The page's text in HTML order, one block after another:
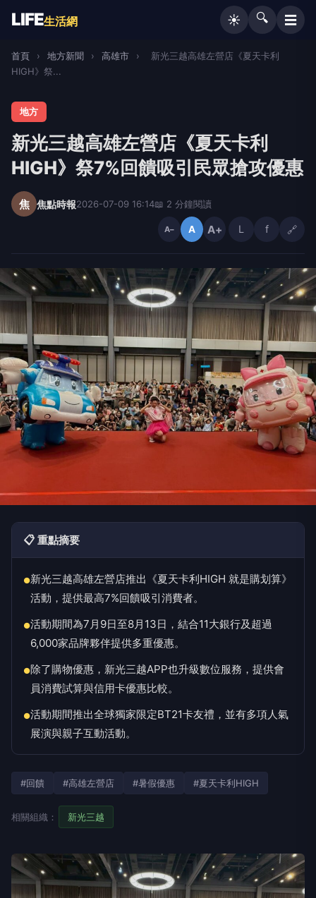
LIFE生活網 ☀️ 🔍 ☰
首頁 › 地方新聞 › 高雄市 ›
新光三越高雄左營店《夏天卡利
HIGH》祭...
地方
新光三越高雄左營店《夏天卡利
HIGH》祭7%回饋吸引民眾搶攻優惠
焦 焦點時報2026-07-09 16:14📖 2 分鐘閱讀
A− A A+ L f 🔗
📋 重點摘要
●新光三越高雄左營店推出《夏天卡利HIGH 就是購划算》
活動，提供最高7%回饋吸引消費者。
●活動期間為7月9日至8月13日，結合11大銀行及超過
6,000家品牌夥伴提供多重優惠。
●除了購物優惠，新光三越APP也升級數位服務，提供會
員消費試算與信用卡優惠比較。
●活動期間推出全球獨家限定BT21卡友禮，並有多項人氣
展演與親子互動活動。
#回饋 #高雄左營店 #暑假優惠 #夏天卡利HIGH
相關組織： 新光三越